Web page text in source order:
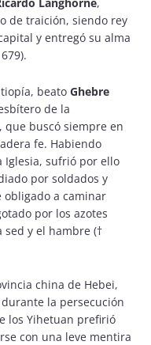
de traición, siendo rey
y entregó su alma
beato Ghebre
de la
que buscó siempre en
fe. Habiendo
Iglesia, sufrió por ello
por soldados y
obligado a caminar
por los azotes
y el hambre (†
china de Hebei,
la persecución
los Yihetuan prefirió
con una leve mentira